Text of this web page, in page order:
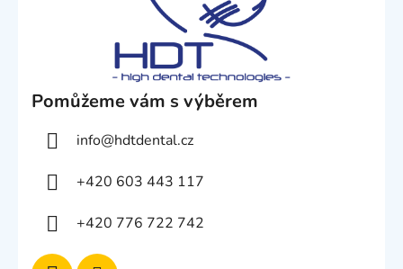
Pomůžeme vám s výběrem
info@hdtdental.cz
+420 603 443 117
+420 776 722 742